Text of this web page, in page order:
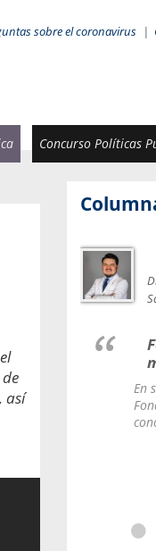
sobre el coronavirus |
Concurso Políticas
así
ni de
En